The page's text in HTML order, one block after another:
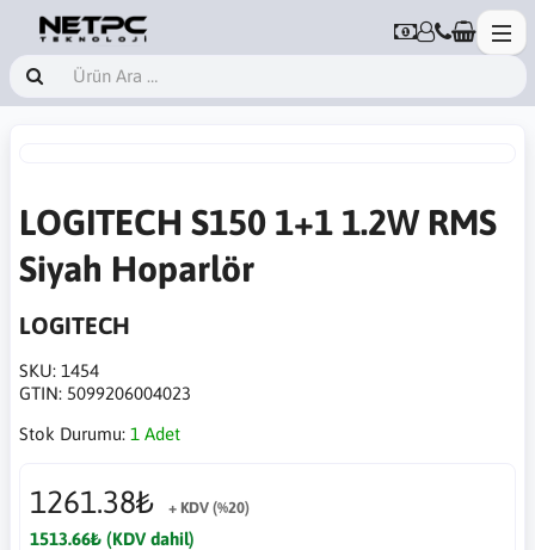
LOGITECH S150 1+1 1.2W RMS
Siyah Hoparlör
LOGITECH
SKU: 1454
GTIN: 5099206004023
Stok Durumu: 1 Adet
1261.38₺ + KDV (%20)
1513.66₺ (KDV dahil)